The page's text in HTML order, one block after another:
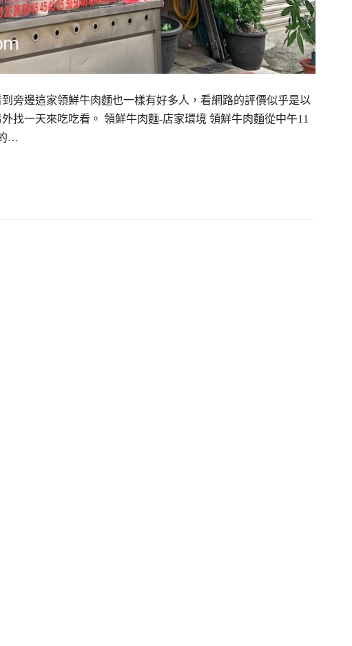
旁邊這家領鮮牛肉麵也一樣有好多人，看網路的評價似乎是以
找一天來吃吃看。 領鮮牛肉麵-店家環境 領鮮牛肉麵從中午11
…